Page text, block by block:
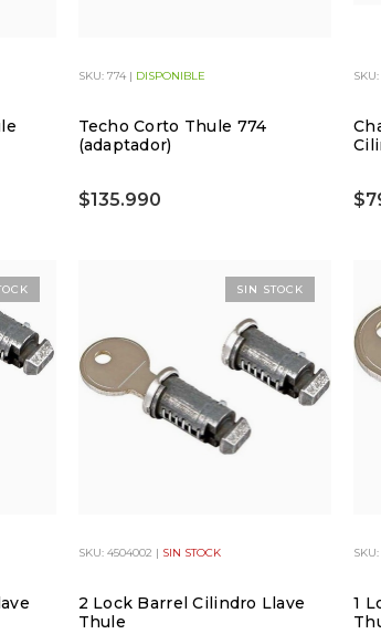
SKU: 774 | DISPONIBLE
Techo Corto Thule 774
(adaptador)
$135.990
SKU: 4504002 | SIN STOCK
2 Lock Barrel Cilindro Llave
Thule
SIN STOCK
1